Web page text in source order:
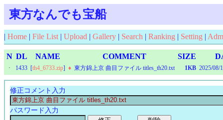
東方なんでも宝船
| Home | File List | Upload | Gallery | Search | Ranking | Setting |
N DL NAME COMMENT SIZE
· 1433 [th4_6733.zip] ♦ 東方錦上京 曲目ファイル titles_th20.txt 1KB 2025/08/
修正コメント入力
パスワード入力